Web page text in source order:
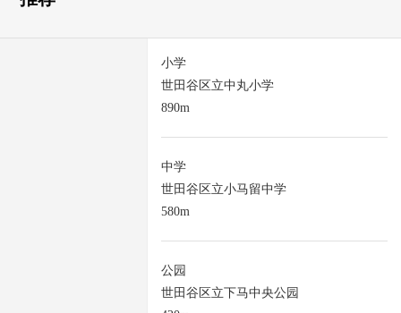
小学
世田谷区立中丸小学
890m
中学
世田谷区立小马留中学
580m
公园
世田谷区立下马中央公园